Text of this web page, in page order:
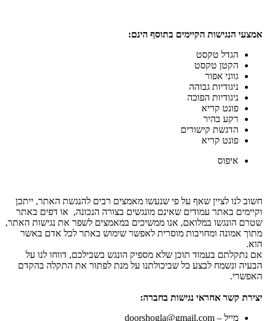
אמצעי הנגישות הקיימים בתוסף הינם:
הגדל טקסט
הקטן טקסט
גווני אפור
ניגודיות גבוהה
ניגודיות הפוכה
פונט קריא
רקע בהיר
הדגשת קישורים
פונט קריא
איפוס
חשוב לנו לציין שאף על פי שנעשו מאמצים רבים להנגשת האתר, ייתכן
וקיימים באתר עמודים שאינם מונגשים בצורה הנכונה, או דפים באתר
שטרם הונגשו במלואם, אנו ממשיכים במאמצים לשפר את נגישות האתר,
מתוך אמונה ומחויבות מוסרית לאפשר שימוש באתר לכל אדם באשר
הוא.
אם נתקלתם בעמוד תוכן שלא מספיק הונגש בשבילכם, דווחו לנו על
הבעיה ונשמח לבצע כל שביכולתנו על מנת לפתור את התקלה בהקדם
האפשרי.
יצירת קשר אחראי נגישות בחברה:
מייל –
doorshogla@gmail.com